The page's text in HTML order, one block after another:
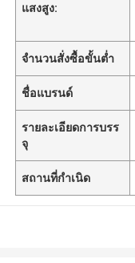
แสงสูง:
จำนวนสั่งซื้อขั้นต่ำ
ชื่อแบรนด์
รายละเอียดการบรร
จุ
สถานที่กำเนิด